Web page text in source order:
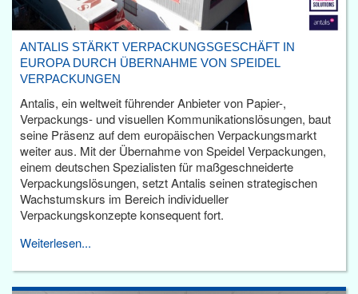
ANTALIS STÄRKT VERPACKUNGSGESCHÄFT IN
EUROPA DURCH ÜBERNAHME VON SPEIDEL
VERPACKUNGEN
Antalis, ein weltweit führender Anbieter von Papier-,
Verpackungs- und visuellen Kommunikationslösungen, baut
seine Präsenz auf dem europäischen Verpackungsmarkt
weiter aus. Mit der Übernahme von Speidel Verpackungen,
einem deutschen Spezialisten für maßgeschneiderte
Verpackungslösungen, setzt Antalis seinen strategischen
Wachstumskurs im Bereich individueller
Verpackungskonzepte konsequent fort.
Weiterlesen...